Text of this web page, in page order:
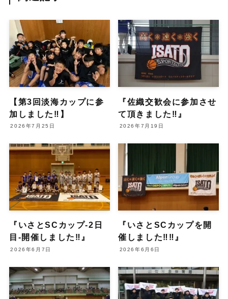
【第3回淡海カップに参
加しました‼︎】
2026年7月25日
『佐織交歓会に参加させ
て頂きました‼︎』
2026年7月19日
『いさとSCカップ-2日
目-開催しました‼︎』
2026年6月7日
『いさとSCカップを開
催しました‼︎‼︎』
2026年6月6日